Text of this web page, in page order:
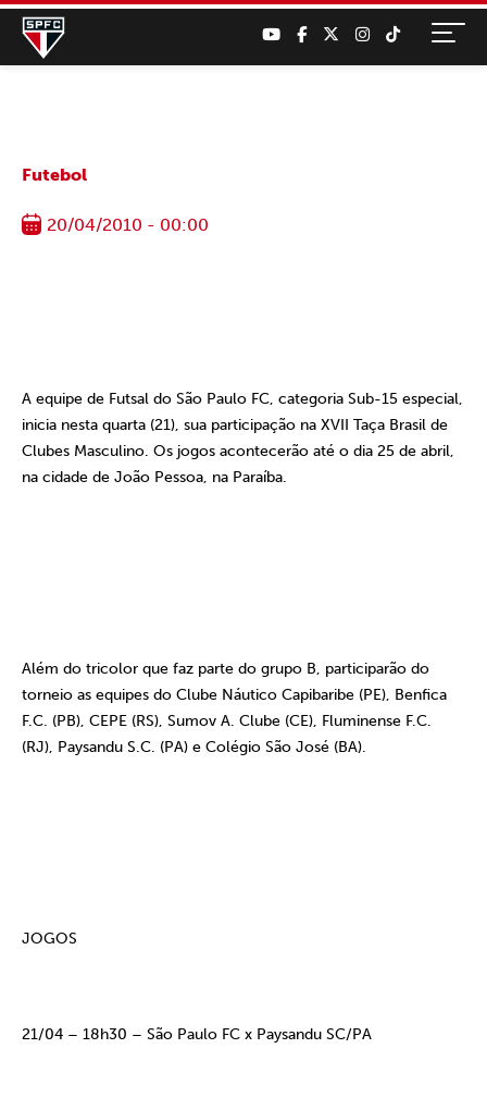
Futebol
20/04/2010 - 00:00
A equipe de Futsal do São Paulo FC, categoria Sub-15 especial,
inicia nesta quarta (21), sua participação na XVII Taça Brasil de
Clubes Masculino. Os jogos acontecerão até o dia 25 de abril,
na cidade de João Pessoa, na Paraíba.
Além do tricolor que faz parte do grupo B, participarão do
torneio as equipes do Clube Náutico Capibaribe (PE), Benfica
F.C. (PB), CEPE (RS), Sumov A. Clube (CE), Fluminense F.C.
(RJ), Paysandu S.C. (PA) e Colégio São José (BA).
JOGOS
21/04 – 18h30 – São Paulo FC x Paysandu SC/PA